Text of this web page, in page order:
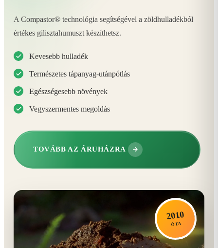
A Compastor® technológia segítségével a zöldhulladékból
értékes gilisztahumuszt készíthetsz.
Kevesebb hulladék
Természetes tápanyag-utánpótlás
Egészségesebb növények
Vegyszermentes megoldás
TOVÁBB AZ ÁRUHÁZRA
2010
ÓTA